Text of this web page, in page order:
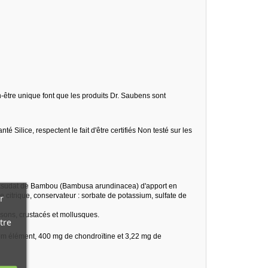
unique font que les produits Dr. Saubens sont
Silice, respectent le fait d'être certifiés Non testé sur les
de Bambou (Bambusa arundinacea) d'apport en
conservateur : sorbate de potassium, sulfate de
crustacés et mollusques.
élément, 400 mg de chondroïtine et 3,22 mg de